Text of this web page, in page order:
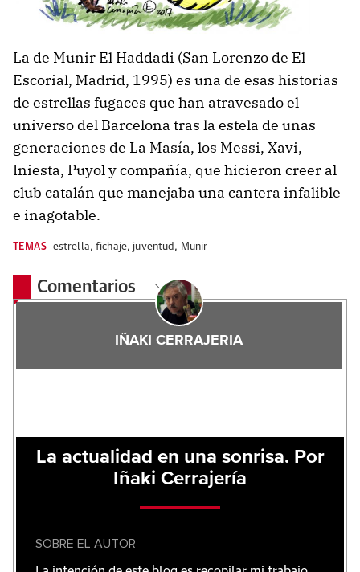
La de Munir El Haddadi (San Lorenzo de El
Escorial, Madrid, 1995) es una de esas historias
de estrellas fugaces que han atravesado el
universo del Barcelona tras la estela de unas
generaciones de La Masía, los Messi, Xavi,
Iniesta, Puyol y compañía, que hicieron creer al
club catalán que manejaba una cantera infalible
e inagotable.
TEMAS estrella,fichaje, juventud , Munir
Comentarios
IÑAKI CERRAJERIA
La actualidad en una sonrisa. Por
Iñaki Cerrajería
SOBRE EL AUTOR